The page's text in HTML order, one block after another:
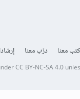
معنا درّب معنا
CC BY-NC-SA 4.0